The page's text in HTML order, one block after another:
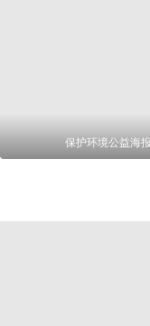
保护环境公益海报